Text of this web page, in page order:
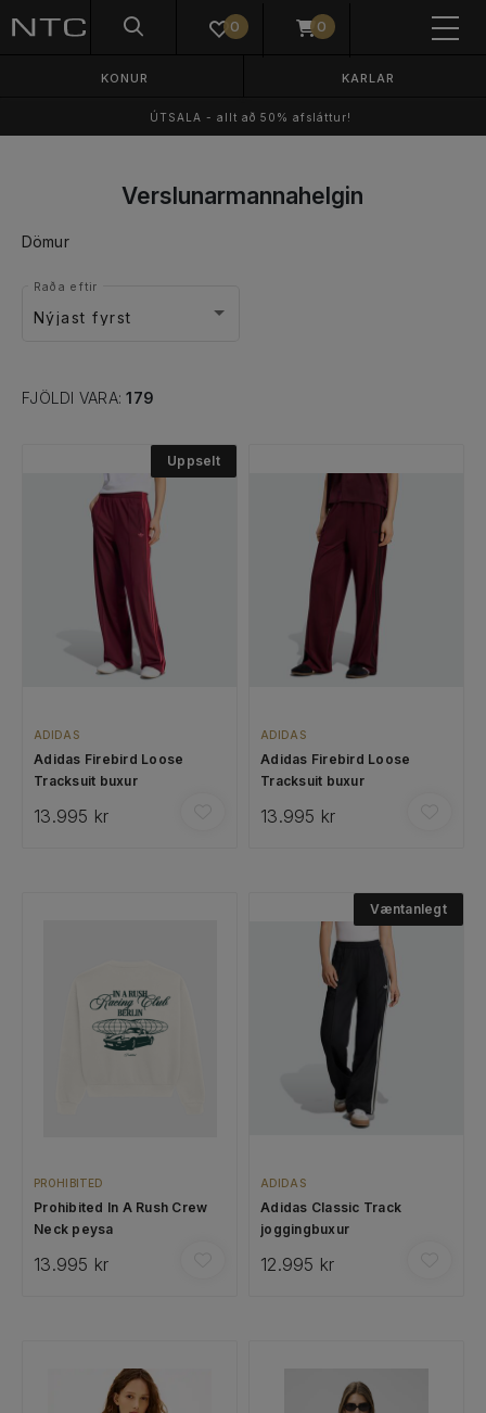
0 0
KONUR KARLAR
ÚTSALA - allt að 50% afsláttur!
Verslunarmannahelgin
Dömur
Nýjast fyrst
Raða eftir
FJÖLDI VARA:179
Uppselt
ADIDAS
Adidas Firebird Loose
Tracksuit buxur
13.995 kr
ADIDAS
Adidas Firebird Loose
Tracksuit buxur
13.995 kr
PROHIBITED
Prohibited In A Rush Crew
Neck peysa
13.995 kr
Væntanlegt
ADIDAS
Adidas Classic Track
joggingbuxur
12.995 kr